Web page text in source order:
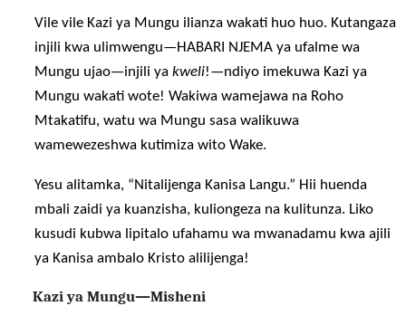
Vile vile Kazi ya Mungu ilianza wakati huo huo. Kutangaza
injili kwa ulimwengu—HABARI NJEMA ya ufalme wa
Mungu ujao—injili yakweli!—ndiyo imekuwa Kazi ya
Mungu wakati wote! Wakiwa wamejawa na Roho
Mtakatifu, watu wa Mungu sasa walikuwa
wamewezeshwa kutimiza wito Wake.
Yesu alitamka, “Nitalijenga Kanisa Langu.” Hii huenda
mbali zaidi ya kuanzisha, kuliongeza na kulitunza. Liko
kusudi kubwa lipitalo ufahamu wa mwanadamu kwa ajili
ya Kanisa ambalo Kristo alilijenga!
Kazi ya Mungu—Misheni